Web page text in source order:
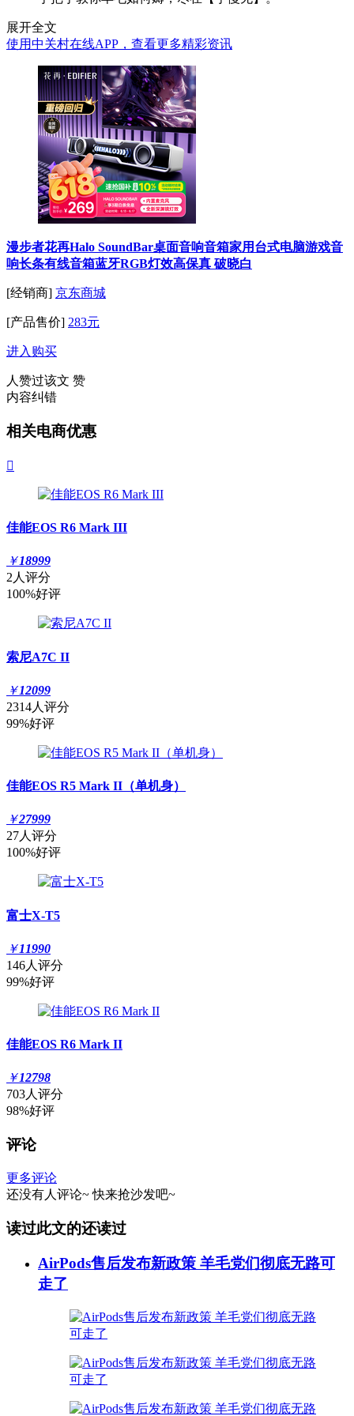
展开全文
使用中关村在线APP，查看更多精彩资讯
漫步者花再Halo SoundBar桌面音响音箱家用台式电脑游戏音
响长条有线音箱蓝牙RGB灯效高保真 破晓白
[经销商] 京东商城
[产品售价] 283元
进入购买
人赞过该文 赞
内容纠错
相关电商优惠

佳能EOS R6 Mark III
￥18999
2人评分
100%好评
索尼A7C II
￥12099
2314人评分
99%好评
佳能EOS R5 Mark II（单机身）
￥27999
27人评分
100%好评
富士X-T5
￥11990
146人评分
99%好评
佳能EOS R6 Mark II
￥12798
703人评分
98%好评
评论
更多评论
还没有人评论~ 快来抢沙发吧~
读过此文的还读过
AirPods售后发布新政策 羊毛党们彻底无路可
走了